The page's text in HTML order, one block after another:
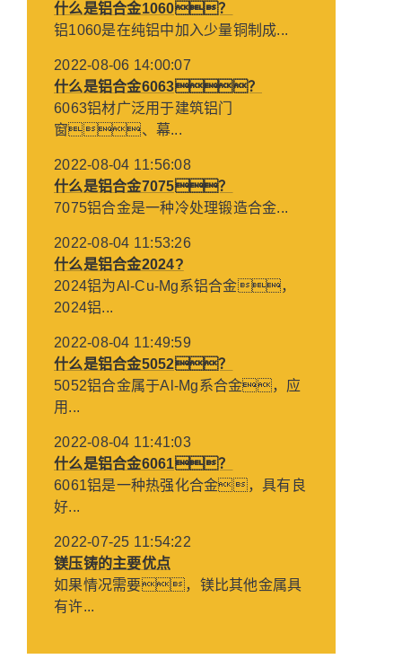
什么是铝合金1060？
铝1060是在纯铝中加入少量铜制成...
2022-08-06 14:00:07
什么是铝合金6063？
6063铝材广泛用于建筑铝门
窗、幕...
2022-08-04 11:56:08
什么是铝合金7075？
7075铝合金是一种冷处理锻造合金...
2022-08-04 11:53:26
什么是铝合金2024?
2024铝为Al-Cu-Mg系铝合金，
2024铝...
2022-08-04 11:49:59
什么是铝合金5052？
5052铝合金属于Al-Mg系合金，应
用...
2022-08-04 11:41:03
什么是铝合金6061？
6061铝是一种热强化合金，具有良
好...
2022-07-25 11:54:22
镁压铸的主要优点
如果情况需要，镁比其他金属具
有许...